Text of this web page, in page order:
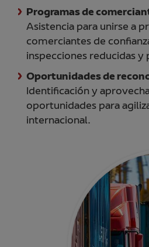
Programas de
Asistencia para unirse a
comerciantes de
inspecciones reducidas y
Oportunidades de
Identificación y
oportunidades para
internacional.